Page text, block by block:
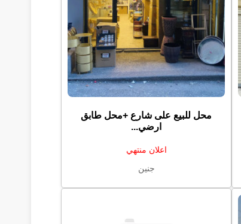
محل للبيع على شارع +محل طابق
ارضي...
اعلان منتهي
جنين